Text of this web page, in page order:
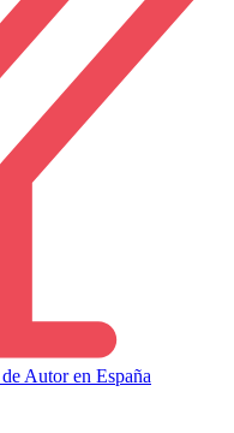
Autor en España